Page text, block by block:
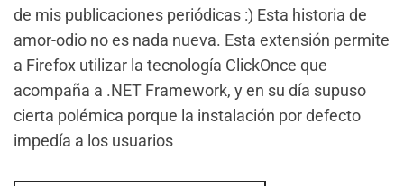
de mis publicaciones periódicas :) Esta historia de
amor-odio no es nada nueva. Esta extensión permite
a Firefox utilizar la tecnología ClickOnce que
acompaña a .NET Framework, y en su día supuso
cierta polémica porque la instalación por defecto
impedía a los usuarios